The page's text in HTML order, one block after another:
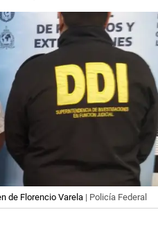
de Florencio Varela | Policía Federal